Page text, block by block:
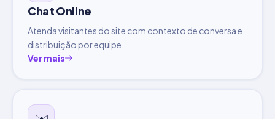
Chat Online
Atenda visitantes do site com contexto de conversa e
distribuição por equipe.
Ver mais